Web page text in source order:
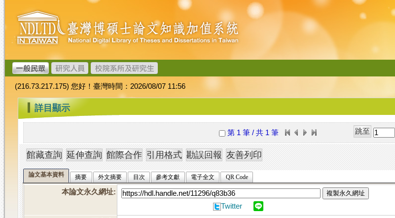
跳
到
主
要
內
容
臺
灣
博
碩
士
論
文
加
值
系
統
(216.73.217.175) 您好！臺灣時間：2026/08/07 11:56
::: 詳目顯示
第 1 筆 / 共 1 筆
論文基本資料 摘要 外文摘要 目次 參考文獻 電子全文 QR Code
本論文永久網址: 複製永久網址
Twitter